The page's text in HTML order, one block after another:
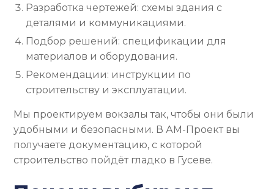
Разработка чертежей: схемы здания с
деталями и коммуникациями.
Подбор решений: спецификации для
материалов и оборудования.
Рекомендации: инструкции по
строительству и эксплуатации.
Мы проектируем вокзалы так, чтобы они были
удобными и безопасными. В АМ-Проект вы
получаете документацию, с которой
строительство пойдёт гладко в Гусеве.